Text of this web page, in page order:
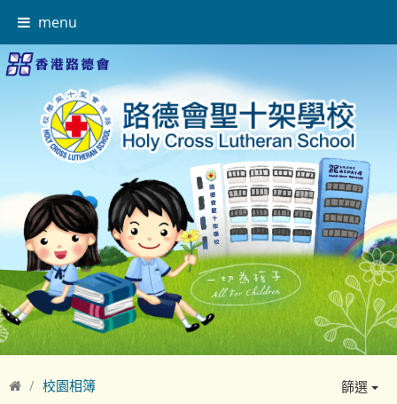
menu
校園相簿 篩選